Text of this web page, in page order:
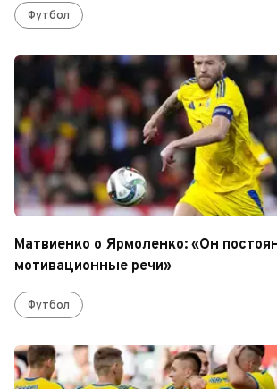
Футбол
Матвиенко о Ярмоленко: «Он
мотивационные речи»
Футбол